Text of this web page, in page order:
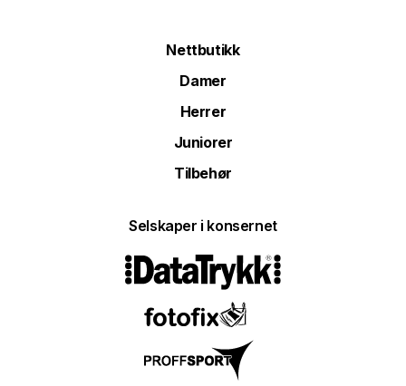
Nettbutikk
Damer
Herrer
Juniorer
Tilbehør
Selskaper i konsernet